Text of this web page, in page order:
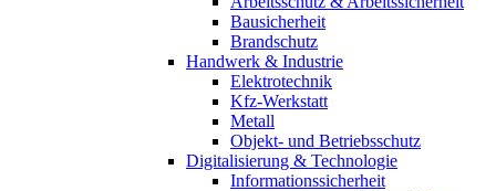
Bausicherheit
Brandschutz
Handwerk & Industrie
Elektrotechnik
Kfz-Werkstatt
Metall
Objekt- und Betriebsschutz
Digitalisierung & Technologie
Informationssicherheit